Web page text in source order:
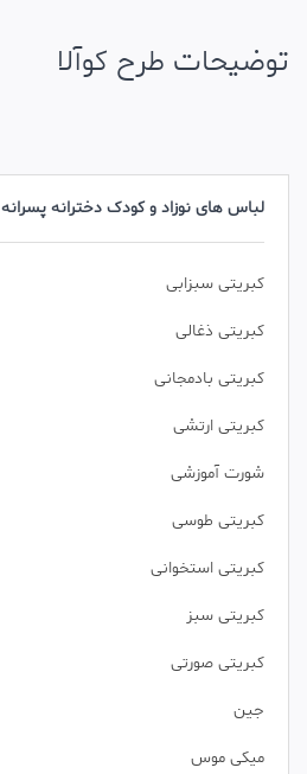
لباس های نوزاد و کودک دخترانه پسرانه
کبریتی سبزابی
کبریتی ذغالی
کبریتی بادمجانی
کبریتی ارتشی
شورت آموزشی
کبریتی طوسی
کبریتی استخوانی
کبریتی سبز
کبریتی صورتی
جین
میکی موس
توضیحات طرح کوآلا